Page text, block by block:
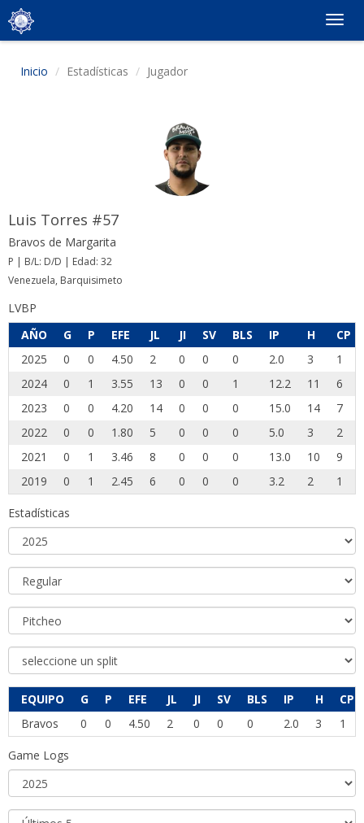
Inicio Estadísticas Jugador
Luis Torres #57
Bravos de Margarita
P | B/L: D/D | Edad: 32
Venezuela, Barquisimeto
LVBP
AÑO
G P EFE JL JI SV BLS IP H
CP
2025
0 0 4.50 2 0 0 0 2.0 3
1
2024
0 1 3.55 13 0 0 1 12.2 11
6
2023
0 0 4.20 14 0 0 0 15.0 14
7
2022
0 0 1.80 5 0 0 0 5.0 3
2
2021
0 1 3.46 8 0 0 0 13.0 10
9
2019
0 1 2.45 6 0 0 0 3.2 2 1
Estadísticas
EQUIPO G P EFE JL JI SV BLS IP H
CP
Bravos
0 0 4.50 2 0 0 0 2.0 3 1
Game Logs